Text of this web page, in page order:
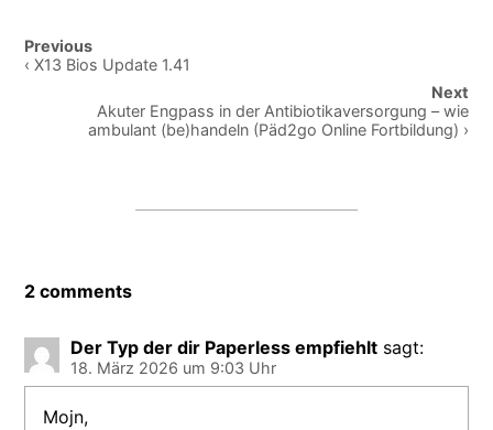
Post
navigation
Previous
‹ X13 Bios Update 1.41
Next
Akuter Engpass in der Antibiotikaversorgung – wie
ambulant (be)handeln (Päd2go Online Fortbildung) ›
2 comments
Der Typ der dir Paperless empfiehlt sagt:
18. März 2026 um 9:03 Uhr
Mojn,